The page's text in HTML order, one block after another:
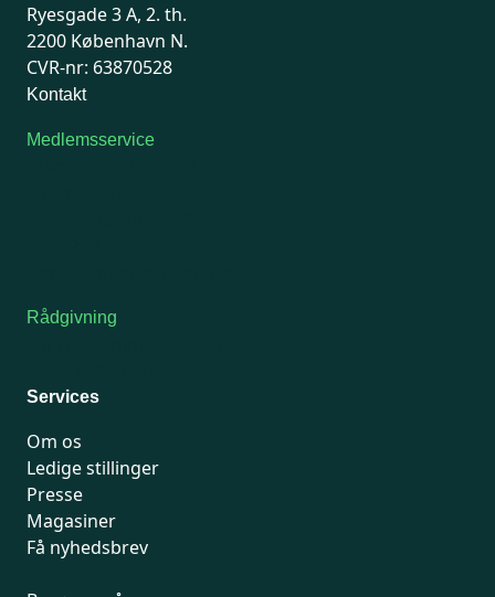
Ryesgade 3 A, 2. th.
2200 København N.
CVR-nr: 63870528
Kontakt
Medlemsservice
Rådgivning
Services
Om os
Ledige stillinger
Presse
Magasiner
Få nyhedsbrev